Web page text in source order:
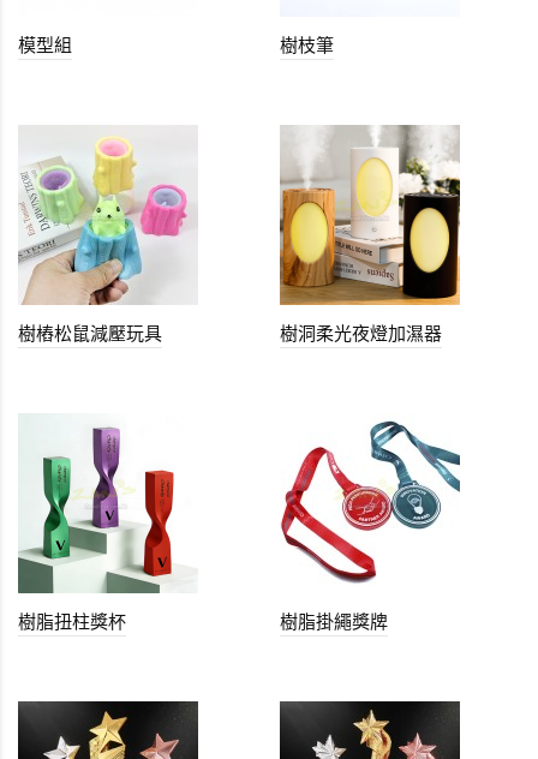
模型組 樹枝筆
樹樁松鼠減壓玩具 樹洞柔光夜燈加濕器
樹脂扭柱獎杯 樹脂掛繩獎牌